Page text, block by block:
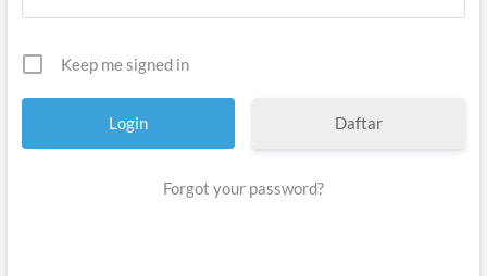
Keep me signed in
Daftar
Forgot your password?